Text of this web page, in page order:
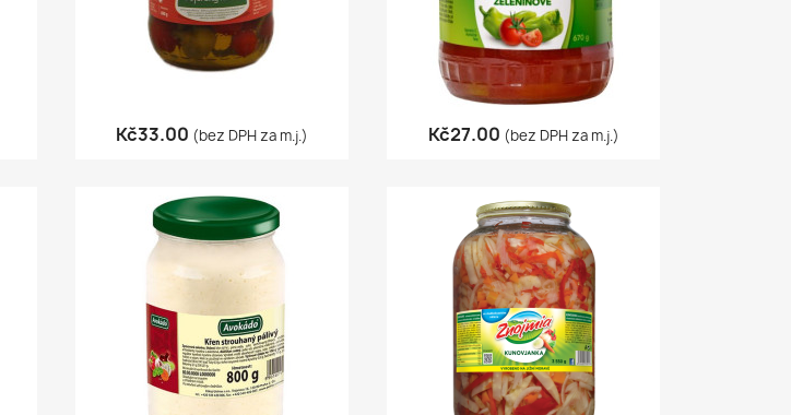
Quick view
Kč33.00 (bez DPH za m.j.) Quick view
Kč27.00 (bez DPH za m.j.)